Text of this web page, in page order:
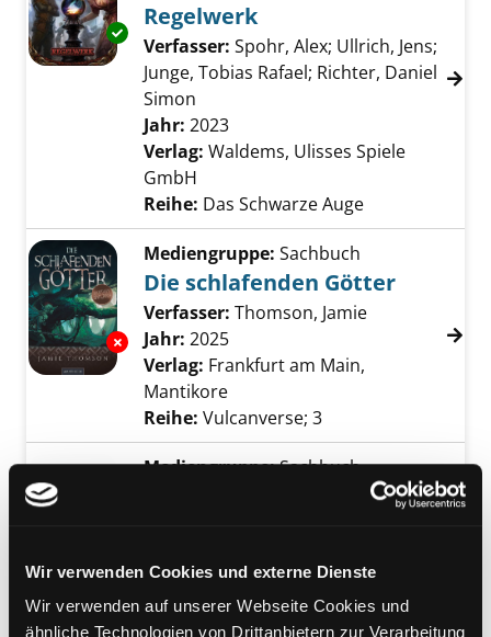
Wir verwenden Cookies und externe Dienste
Wir verwenden auf unserer Webseite Cookies und
ähnliche Technologien von Drittanbietern zur Verarbeitung
Exemplar-Details von Das Schwarze Auge -
Regelwerk
Verfasser: Spohr, Alex; Ullrich, Jens;
Junge, Tobias Rafael; Richter, Daniel
Simon
Jahr: 2023
Verlag: Waldems, Ulisses Spiele
GmbH
Reihe: Das Schwarze Auge
Exemplar-Details von Die schlafenden
Mediengruppe: Sachbuch
Die schlafenden Götter
Verfasser: Thomson, Jamie
Jahr: 2025
Verlag: Frankfurt am Main,
Mantikore
Reihe: Vulcanverse; 3
Mediengruppe:Sachbuch
größte Rollenspiel der Welt zu
erschaffen]
Jahr:2021